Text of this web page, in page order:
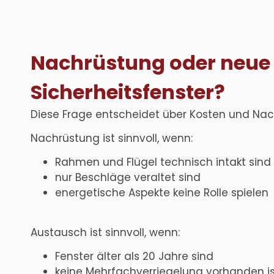
Nachrüstung oder neue
Sicherheitsfenster?
Diese Frage entscheidet über Kosten und
Nachrüstung ist sinnvoll, wenn:
Rahmen und Flügel technisch intakt sind
nur Beschläge veraltet sind
energetische Aspekte keine Rolle spielen
Austausch ist sinnvoll, wenn:
Fenster älter als 20 Jahre sind